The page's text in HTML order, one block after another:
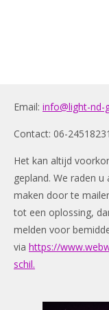
Email: info@light-nd-
Contact: 06-24518231
Het kan altijd
gepland. We raden
maken door te
tot een oplossing,
melden voor
via https://
schil.